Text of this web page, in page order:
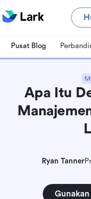
Pusat Blog
Apa Itu
Ryan Tanner
Gunakan